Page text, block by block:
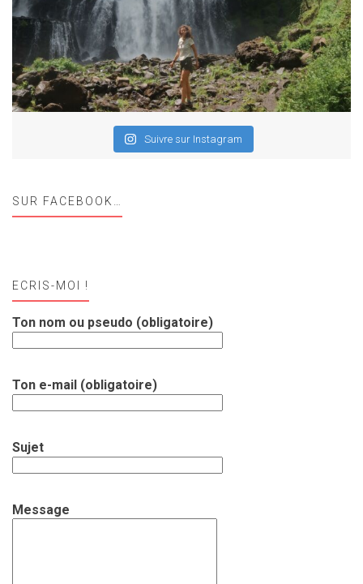
Suivre sur Instagram
SUR FACEBOOK…
ECRIS-MOI !
Ton nom ou pseudo (obligatoire)
Ton e-mail (obligatoire)
Sujet
Message